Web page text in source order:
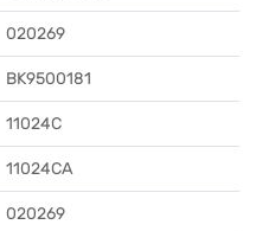
020269
BK9500181
11024C
11024CA
020269